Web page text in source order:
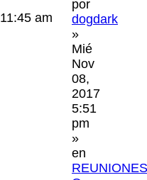
por
dogdark
»
Mié
Nov
08,
2017
5:51
pm
»
en
REUNIONES
am